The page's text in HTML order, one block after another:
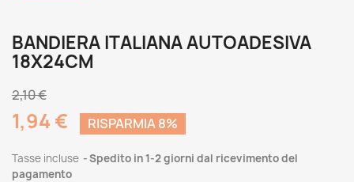
BANDIERA ITALIANA AUTOADESIVA
18X24CM
2,10 €
1,94 € RISPARMIA 8%
Tasse incluse
Spedito in 1-2 giorni dal ricevimento del
pagamento